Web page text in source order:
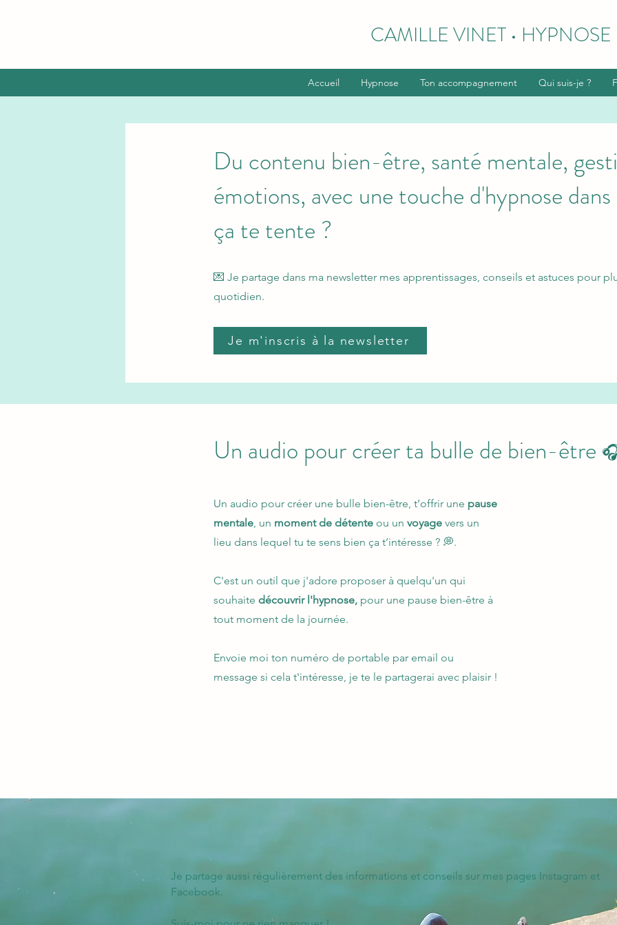
CAMILLE VINET • HYPNOSE
Accueil Hypnose Ton accompagnement Qui suis-je ?
Du contenu bien-être, santé mentale,
émotions, avec une touche d'hypnose
ça te tente ?
💌 Je partage dans ma newsletter mes apprentissages, conseils et astuces pour
quotidien.
Je m'inscris à la newsletter
Un audio pour créer ta bulle de bien-être
Un audio pour créer une bulle bien-être, t’offrir une pause
mentale, un moment de détente ou un voyage vers un
lieu dans lequel tu te sens bien ça t’intéresse ? 💭.
C'est un outil que j'adore proposer à quelqu'un qui
souhaite découvrir l'hypnose, pour une pause bien-être à
tout moment de la journée.
Envoie moi ton numéro de portable par email ou
message si cela t'intéresse, je te le partagerai avec plaisir !
Je partage aussi régulièrement des informations et conseils sur mes pages Instagram et
Facebook.